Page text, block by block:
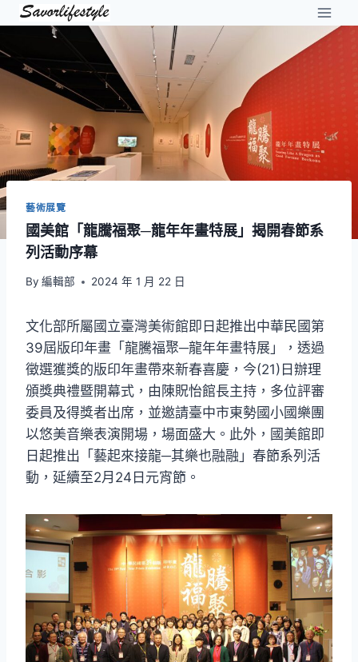
Skip
content
藝術展覽
國美館「龍騰福聚─龍年年畫特展」揭開春節系
列活動序幕
By 編輯部 2024 年 1 月 22 日
文化部所屬國立臺灣美術館即日起推出中華民國第
39屆版印年畫「龍騰福聚─龍年年畫特展」，透過
徵選獲獎的版印年畫帶來新春喜慶，今(21)日辦理
頒獎典禮暨開幕式，由陳貺怡館長主持，多位評審
委員及得獎者出席，並邀請臺中市東勢國小國樂團
以悠美音樂表演開場，場面盛大。此外，國美館即
日起推出「藝起來接龍─其樂也融融」春節系列活
動，延續至2月24日元宵節。